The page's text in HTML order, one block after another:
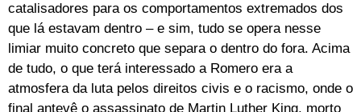
catalisadores para os comportamentos extremados dos
que lá estavam dentro – e sim, tudo se opera nesse
limiar muito concreto que separa o dentro do fora. Acima
de tudo, o que terá interessado a Romero era a
atmosfera da luta pelos direitos civis e o racismo, onde o
final antevê o assassinato de Martin Luther King, morto